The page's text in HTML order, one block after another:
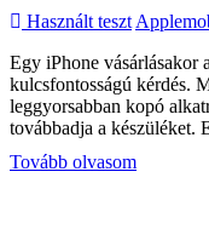
Használt teszt Apple
Egy iPhone vásárlásakor
kulcsfontosságú kérdés.
leggyorsabban kopó
továbbadja a készüléket.
Tovább olvasomHogyan